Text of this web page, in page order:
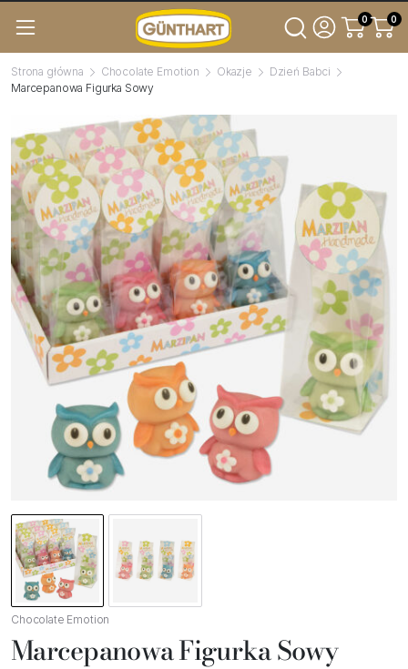
0 0
Strona główna Chocolate Emotion Okazje
Dzień Babci
Marcepanowa Figurka Sowy
Chocolate Emotion
Marcepanowa Figurka Sowy